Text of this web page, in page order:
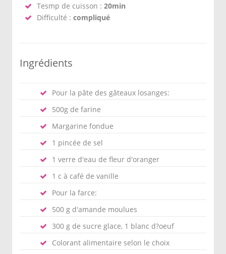
Tesmp de cuisson : 20min
Difficulté : compliqué
Ingrédients
Pour la pâte des gâteaux losanges:
500g de farine
Margarine fondue
1 pincée de sel
1 verre d'eau de fleur d'oranger
1 c à café de vanille
Pour la farce:
500 g d'amande moulues
300 g de sucre glace, 1 blanc d?oeuf
Colorant alimentaire selon le choix